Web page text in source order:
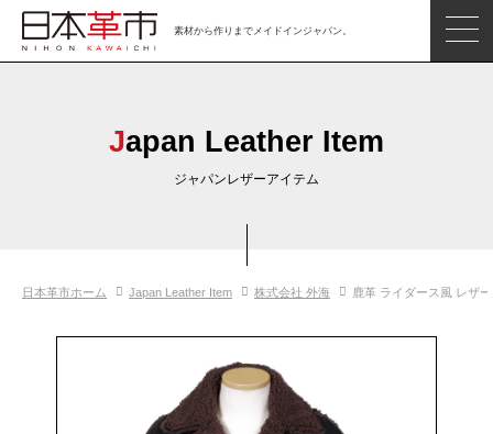
素材から作りまでメイドインジャパン。
革市通信
日本の革の良さを知ろう
Japan Leather Item
ジャパンレザーアイテム
日本革市ホーム Japan Leather Item 株式会社 外海 鹿革 ライダース風 レザ